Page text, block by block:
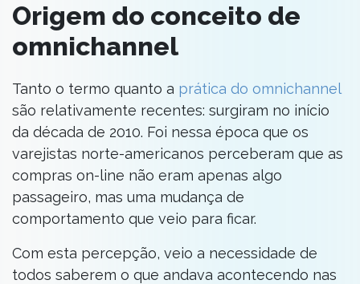
Origem do conceito de
omnichannel
Tanto o termo quanto a prática do omnichannel
são relativamente recentes: surgiram no início
da década de 2010. Foi nessa época que os
varejistas norte-americanos perceberam que as
compras on-line não eram apenas algo
passageiro, mas uma mudança de
comportamento que veio para ficar.
Com esta percepção, veio a necessidade de
todos saberem o que andava acontecendo nas